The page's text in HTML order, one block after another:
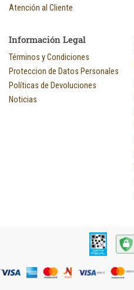
Atención al Cliente
Información Legal
Términos y Condiciones
Proteccion de Datos Personales
Políticas de Devoluciones
Noticias